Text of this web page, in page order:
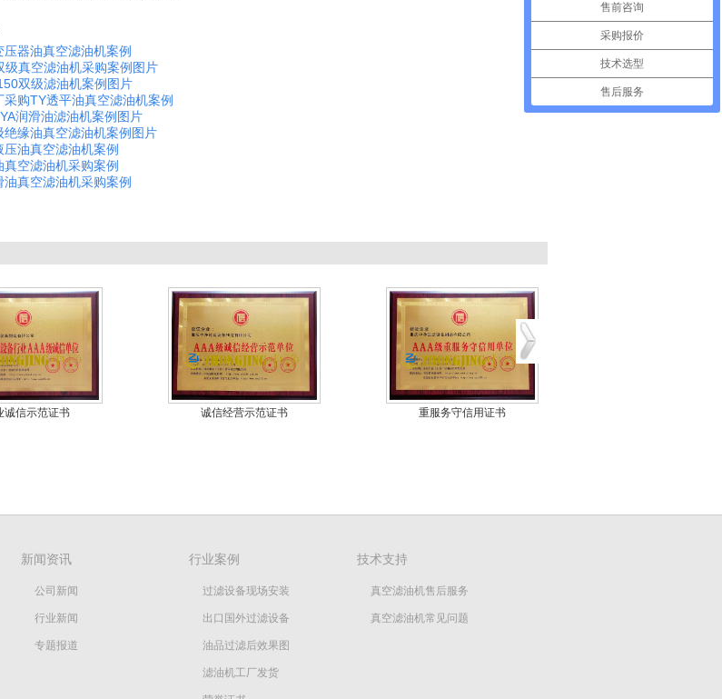
器油真空滤油机案例
级真空滤油机采购案例图片
双级滤油机案例图片
购TY透平油真空滤油机案例
润滑油滤油机案例图片
绝缘油真空滤油机案例图片
油真空滤油机案例
空滤油机采购案例
真空滤油机采购案例
诚信示范证书 诚信经营示范证书 重服务守信用证书
新闻资讯
公司新闻
行业新闻
专题报道
行业案例
过滤设备现场安装
出口国外过滤设备
油品过滤后效果图
滤油机工厂发货
技术支持
真空滤油机售后服务
真空滤油机常见问题
售前咨询
采购报价
技术选型
售后服务